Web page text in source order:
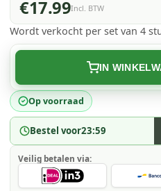
€17.99Incl. BTW
Op voorraad
Bestel voor23:59
Wordt verkocht per set van 4
IN
Veilig betalen via: